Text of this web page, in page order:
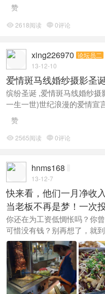
赞
 2618阅读 0评论
xing226970 论坛员二
13-12-10
爱情斑马线婚纱摄影圣
缤纷圣诞 ,爱情斑马线婚纱
一生一世)世纪浪漫的爱情宣
赞
 2565阅读 0评论
hnms168
13-12-7
快来看，他们一月净收
当老板不再是梦！一次
你还在为工资低惆怅吗？你
可惜没有钱？别再想了，就